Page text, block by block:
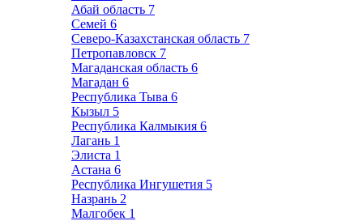
Абай область 7
Семей 6
Северо-Казахстанская область 7
Петропавловск 7
Магаданская область 6
Магадан 6
Республика Тыва 6
Кызыл 5
Республика Калмыкия 6
Лагань 1
Элиста 1
Астана 6
Республика Ингушетия 5
Назрань 2
Малгобек 1